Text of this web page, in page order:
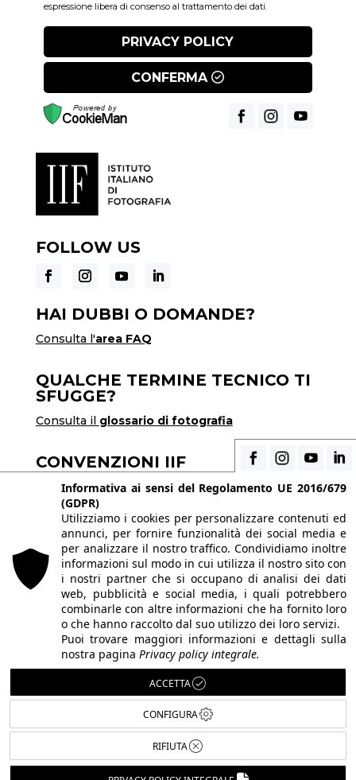
espressione libera di consenso al trattamento dei dati.
PRIVACY POLICY
CONFERMA
FOLLOW US
HAI DUBBI O DOMANDE?
Consulta l'area FAQ
QUALCHE TERMINE TECNICO TI
SFUGGE?
Consulta il glossario di fotografia
CONVENZIONI IIF
Scopri i vantaggi di essere uno studente di IIF
© 2026 Istituto Italiano di Fotografia® srl, Via
Enrico Caviglia 3, 20139 Milano | Tel 02/58107623
- 02/58107139
P.IVA IT10863240155 | PECiifmilano@pec.it |
REA MI-1415688 | Capitale sociale € 10.400,00 I.V.
Le immagini del sito sono utilizzate su licenza dei
rispettivi autori. Powered byShareNow!.
Italiano
Informativa ai sensi del Regolamento UE 2016/679
(GDPR)
Utilizziamo i cookies per personalizzare contenuti ed
annunci, per fornire funzionalità dei social media e
per analizzare il nostro traffico. Condividiamo inoltre
informazioni sul modo in cui utilizza il nostro sito con
i nostri partner che si occupano di analisi dei dati
web, pubblicità e social media, i quali potrebbero
combinarle con altre informazioni che ha fornito loro
o che hanno raccolto dal suo utilizzo dei loro servizi.
Puoi trovare maggiori informazioni e dettagli sulla
nostra pagina Privacy policy integrale.
ACCETTA
CONFIGURA
RIFIUTA